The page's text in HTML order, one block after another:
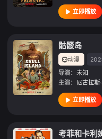
立即播放
骷髅岛
动漫
导演： 未知
主演： 尼古拉斯
立即播放
考菲和卡利